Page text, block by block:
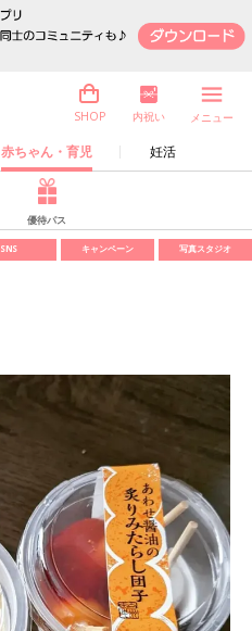
赤ちゃん・育児 妊活
SHOP 内祝い メニュー
優待パス
SNS キャンペーン 写真スタジオ